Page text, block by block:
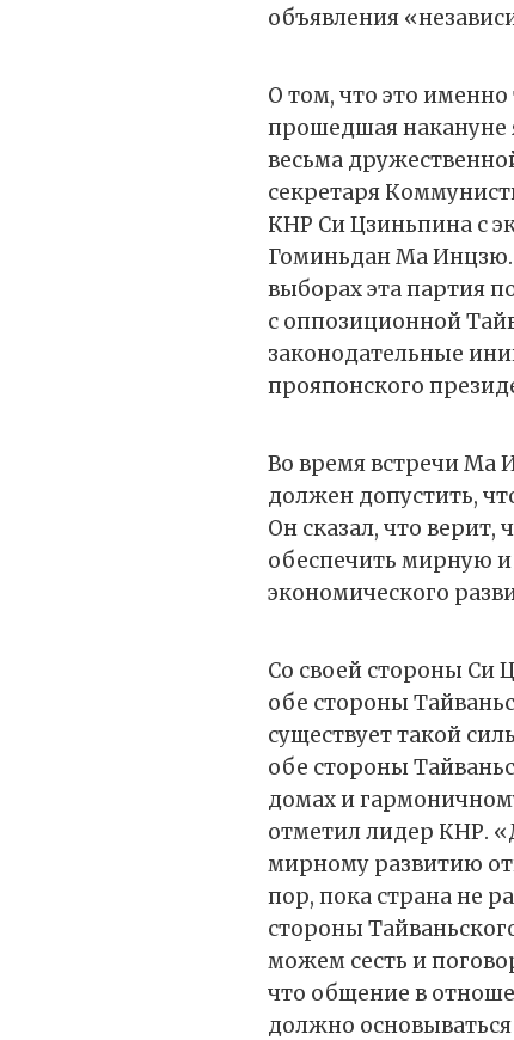
объявления
О том, что это именно
прошедшая накануне
весьма
секретаря
КНР Си Цзиньпина с
Гоминьдан Ма Инцзю.
выборах эта партия
с оппозиционной
законодательные
прояпонского
Во время встречи Ма
должен допустить,
Он сказал, что верит,
обеспечить мирную и
экономического
Со своей стороны Си
обе стороны
существует такой
обе стороны
домах и
отметил лидер КНР.
мирному развитию
пор, пока страна не
стороны
можем сесть и
что общение в
должно